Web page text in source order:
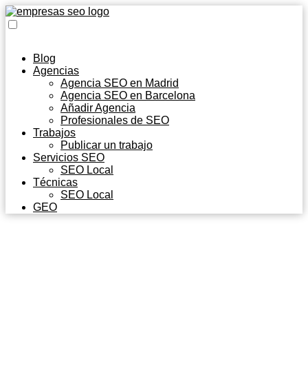
Blog
Agencias
Agencia SEO en Madrid
Agencia SEO en Barcelona
Añadir Agencia
Profesionales de SEO
Trabajos
Publicar un trabajo
Servicios SEO
SEO Local
Técnicas
SEO Local
GEO